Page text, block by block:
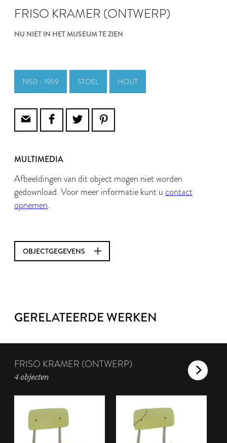
FRISO KRAMER (ONTWERP)
NU NIET IN HET MUSEUM TE ZIEN
1950 - 1959 STOEL HOUT
MULTIMEDIA
Afbeeldingen van dit object mogen niet worden
gedownload. Voor meer informatie kunt u contact
opnemen.
OBJECTGEGEVENS
GERELATEERDE WERKEN
FRISO KRAMER (ONTWERP)
4 objecten